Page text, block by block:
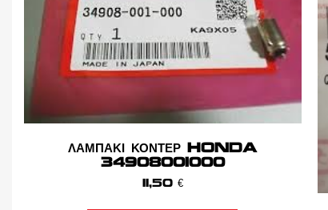
ΛΑΜΠΑΚΙ ΚΟΝΤΕΡ HONDA
34908001000
11,50 €